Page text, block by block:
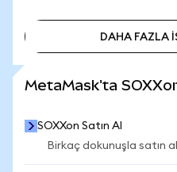
DAHA FAZLA
MetaMask'ta
SOXXon Satın Al
Birkaç dokunuşla satın